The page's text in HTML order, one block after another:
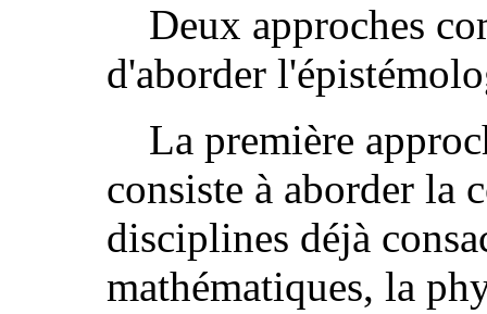
Deux approches
d'aborder
La première
consiste à aborder la
disciplines déjà
mathématiques, la